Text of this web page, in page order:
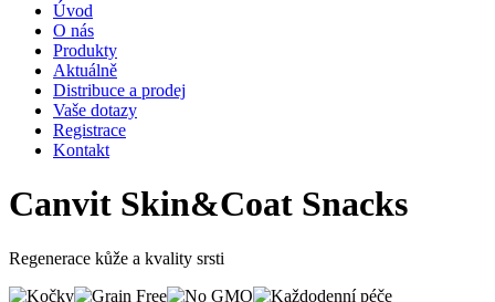
Úvod
O nás
Produkty
Aktuálně
Distribuce a prodej
Vaše dotazy
Registrace
Kontakt
Canvit Skin&Coat Snacks
Regenerace kůže a kvality srsti